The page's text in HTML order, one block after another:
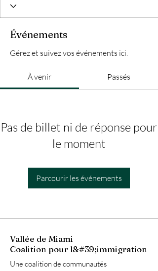
Événements
Gérez et suivez vos événements ici.
À venir Passés
Pas de billet ni de réponse pour
le moment
Parcourir les événements
Vallée de Miami
Coalition pour l&#39;immigration
Une coalition de communautés